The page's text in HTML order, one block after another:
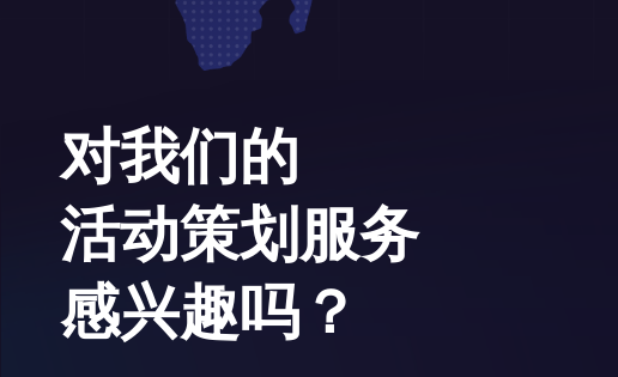
对我们的
活动策划服务
感兴趣吗？